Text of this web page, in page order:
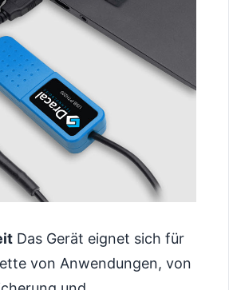
Das Gerät eignet sich für
von Anwendungen, von